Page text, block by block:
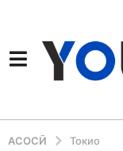
АСОСӢ Токио